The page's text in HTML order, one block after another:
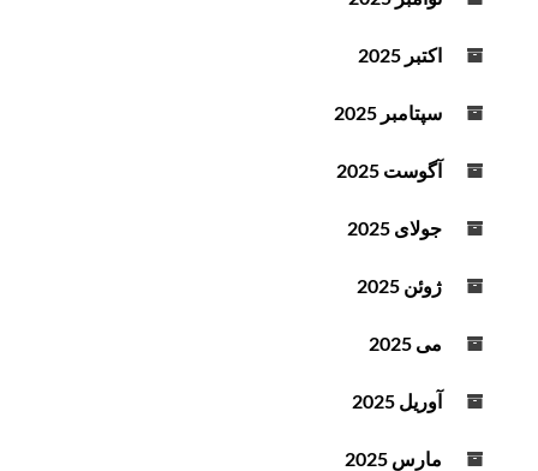
اکتبر 2025
سپتامبر 2025
آگوست 2025
جولای 2025
ژوئن 2025
می 2025
آوریل 2025
مارس 2025